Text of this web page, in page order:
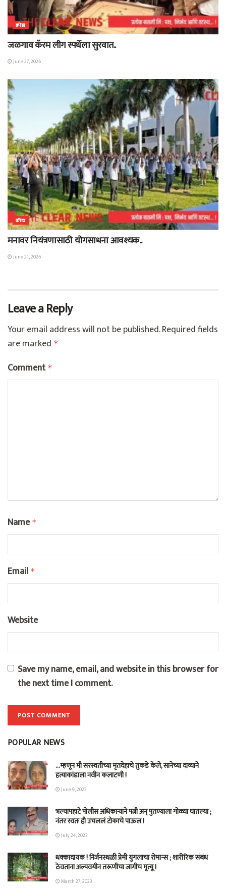
क्रीडा
जळगाव कॅरम लीग स्पर्धेला सुरवात..
June 27, 2026
क्रीडा
मनावर नियंत्रणासाठी योगसाधना आवश्यक..
June 21, 2026
Leave a Reply
Your email address will not be published.Required fields
are marked *
Comment *
Name *
Email *
Website
Save my name, email, and website in this browser for
the next time I comment.
POPULAR NEWS
…म्हणून मी सरस्वतीच्या मृतदेहाचे तुकडे केले, सानेच्या दाव्याने
हत्याकांडाला नवीन कलाटणी !
June 9, 2023
भल्यापहाटे पोलीस अधिकाऱ्याने पत्नी अन् पुतण्याला गोळ्या घातल्या ;
नंतर स्वतः ही उचललं टोकाचे पाऊल !
July 24, 2023
धक्कादायक ! निर्जनस्थळी प्रेमी युगलाचा रोमान्स ; शारीरिक संबंध
ठेवताना अल्पवयीन तरूणीचा जागीच मृत्यू !
March 27, 2023